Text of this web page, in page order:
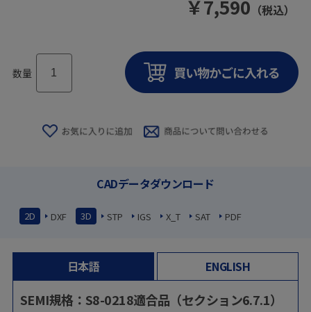
￥7,590 （税込）
数量
CADデータダウンロード
2D DXF 3D STP IGS X_T SAT PDF
日本語 ENGLISH
SEMI規格：S8-0218適合品（セクション6.7.1）